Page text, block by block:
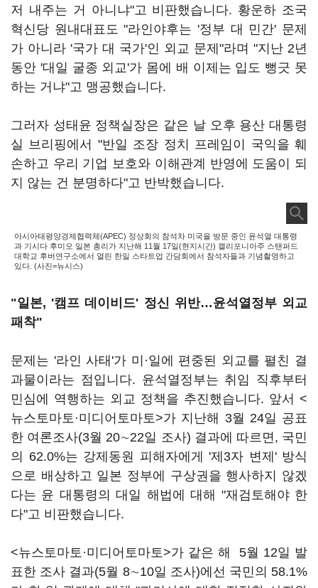
저 내주는 거 아니냐"고 비판했습니다. 황운하 조국
혁신당 원내대표도 "라인야후는 '정부 대 민간' 문제
가 아니라 '국가 대 국가'인 외교 문제"라며 "지난 2년
동안 '대일 굴종 외교'가 몸에 배 이제는 입도 뻥긋 못
하는 거냐"고 맹공했습니다.
그러자 성태윤 정책실장은 같은 날 오후 용산 대통령
실 브리핑에서 "반일 조장 정치 프레임이 국익을 훼
손하고 우리 기업 보호와 이해관계 반영에 도움이 되
지 않는 건 분명하다"고 반박했습니다.
아시아태평양경제협력체(APEC) 정상회의 참석차 미국을 방문 중인 윤석열 대통령
과 기시다 후미오 일본 총리가 지난해 11월 17일(현지시간) 캘리포니아주 스탠퍼드
대학교 후버연구소에서 열린 한일 스타트업 간담회에서 참석자들과 기념촬영하고
있다. (사진=뉴시스)
"일본, '캠프 데이비드' 정신 위반…윤석열정부 외교
패착"
문제는 '라인 사태'가 미·일에 편중된 외교를 펼친 결
과물이라는 점입니다. 윤석열정부는 취임 직후부터
민심에 역행하는 외교 정책을 추진했습니다. 앞서 <
뉴스토마토·미디어토마토>가 지난해 3월 24일 공표
한 여론조사(3월 20∼22일 조사) 결과에 따르면, 국민
의 62.0%는 강제동원 피해자에게 '제3자 변제' 방식
으로 배상하고 일본 정부에 구상권을 행사하지 않겠
다는 윤 대통령의 대일 해법에 대해 "재검토해야 한
다"고 비판했습니다.
<뉴스토마토·미디어토마토>가 같은 해 5월 12일 발
표한 조사 결과(5월 8∼10일 조사)에선 국민의 58.1%